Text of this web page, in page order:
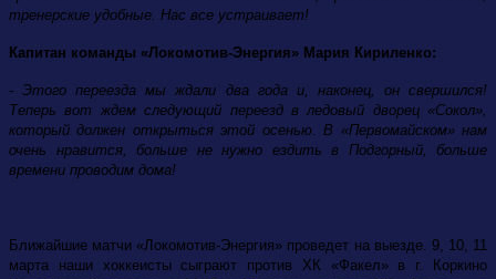
тренерские удобные. Нас все устраивает!
Капитан команды «Локомотив-Энергия» Мария Кириленко:
- Этого переезда мы ждали два года и, наконец, он свершился!
Теперь вот ждем следующий переезд в ледовый дворец «Сокол»,
который должен открыться этой осенью. В «Первомайском» нам
очень нравится, больше не нужно ездить в Подгорный, больше
времени проводим дома!
Ближайшие матчи «Локомотив-Энергия» проведет на выезде. 9, 10, 11
марта наши хоккеисты сыграют против ХК «Факел» в г. Коркино